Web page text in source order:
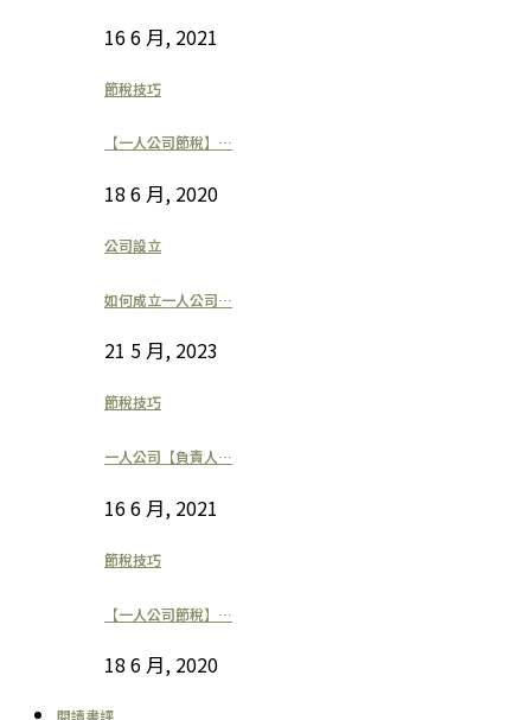
16 6 月, 2021
節稅技巧
【一人公司節稅】…
18 6 月, 2020
公司設立
如何成立一人公司…
21 5 月, 2023
節稅技巧
一人公司【負責人…
16 6 月, 2021
節稅技巧
【一人公司節稅】…
18 6 月, 2020